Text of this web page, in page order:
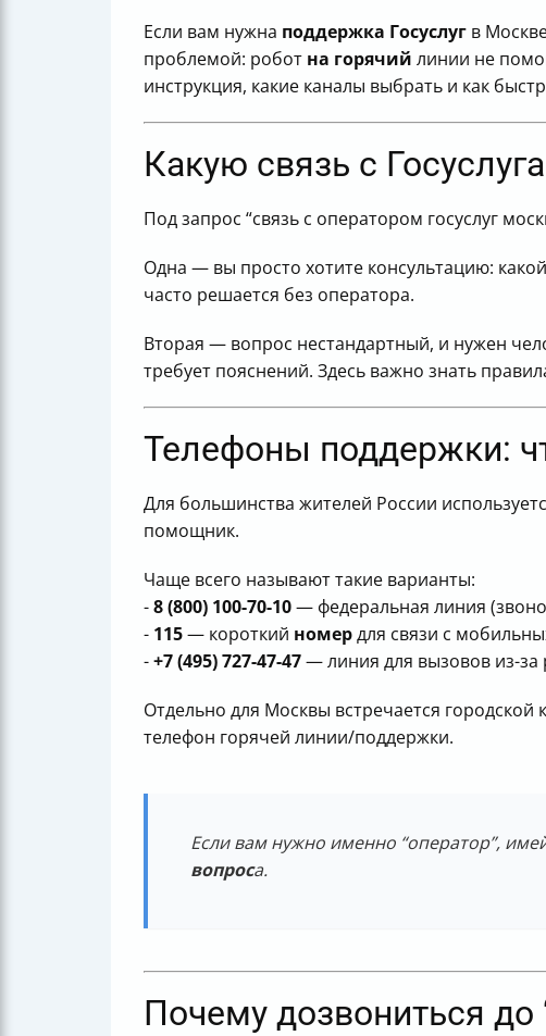
Связь с поддержкой через мобильное
Если вы не знаете, куда обращаться в
В каких случаях лучше сразу идти в МФЦ, а
Что сказать по телефону и как не потерять
Куда писать и что выбрать, если нужна
Короткий итог
Если вам нужна поддержка Госуслуг в
проблемой: робот на горячий линии не
инструкция, какие каналы выбрать и как
Какую связь с
Под запрос “связь с оператором госуслуг
Одна — вы просто хотите консультацию: какой
часто решается без оператора.
Вторая — вопрос нестандартный, и нужен
требует пояснений. Здесь важно знать
Телефоны поддержки:
Для большинства жителей России
помощник.
Чаще всего называют такие варианты:
-8 (800) 100-70-10— федеральная линия
- 115— короткий номердля связи с
-+7 (495) 727-47-47— линия для вызовов из-за
Отдельно для Москвы встречается городской
телефон горячей линии/поддержки.
Если вам нужно именно “оператор”,
вопроса.
Почему дозвониться до